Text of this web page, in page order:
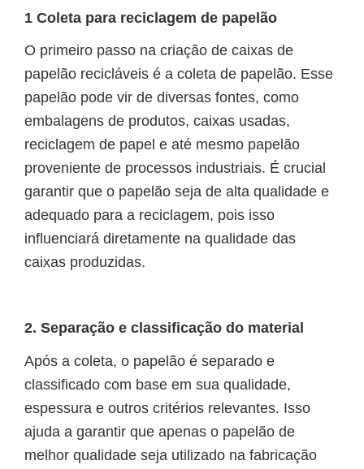
1 Coleta para reciclagem de papelão
O primeiro passo na criação de caixas de
papelão recicláveis é a coleta de papelão. Esse
papelão pode vir de diversas fontes, como
embalagens de produtos, caixas usadas,
reciclagem de papel e até mesmo papelão
proveniente de processos industriais. É crucial
garantir que o papelão seja de alta qualidade e
adequado para a reciclagem, pois isso
influenciará diretamente na qualidade das
caixas produzidas.
2. Separação e classificação do material
Após a coleta, o papelão é separado e
classificado com base em sua qualidade,
espessura e outros critérios relevantes. Isso
ajuda a garantir que apenas o papelão de
melhor qualidade seja utilizado na fabricação